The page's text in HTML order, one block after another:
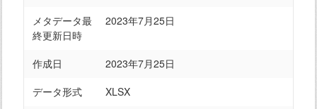
メタデータ最
終更新日時
2023年7月25日
作成日
2023年7月25日
データ形式
XLSX